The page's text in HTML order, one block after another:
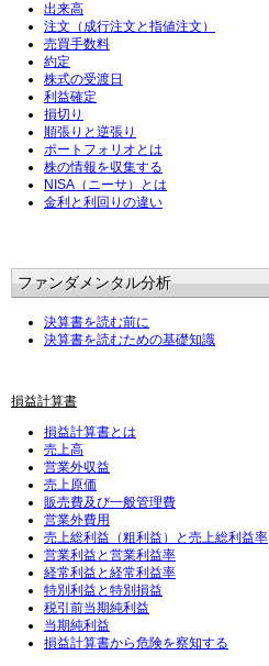
出来高
注文（成行注文と指値注文）
売買手数料
約定
株式の受渡日
利益確定
損切り
順張りと逆張り
ポートフォリオとは
株の情報を収集する
NISA（ニーサ）とは
金利と利回りの違い
ファンダメンタル分析
決算書を読む前に
決算書を読むための基礎知識
損益計算書
損益計算書とは
売上高
営業外収益
売上原価
販売費及び一般管理費
営業外費用
売上総利益（粗利益）と売上総利益率
営業利益と営業利益率
経常利益と経常利益率
特別利益と特別損益
税引前当期純利益
当期純利益
損益計算書から危険を察知する